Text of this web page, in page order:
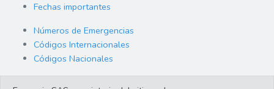
Fechas importantes
Números de Emergencias
Códigos Internacionales
Códigos Nacionales